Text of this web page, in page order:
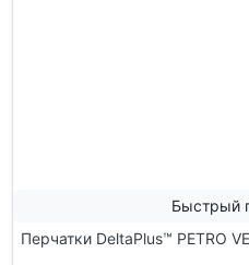
Быстрый
Перчатки DeltaPlus™ PETRO